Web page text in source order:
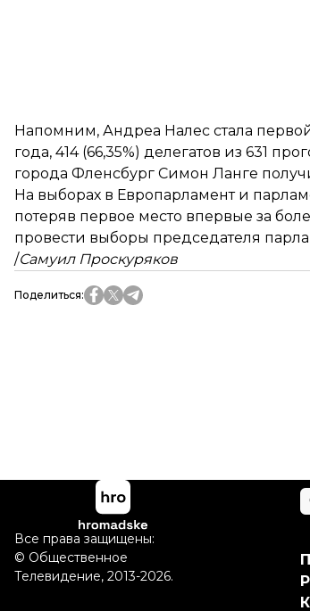
Напомним, Андреа Налес стала
года, 414 (66,35%) делегатов из 631
города Фленсбург Симон Ланге
На выборах в Европарламенти
потеряв первое место впервые за
провести выборы председателя
/Самуил Проскуряков
Поделиться:
Все права защищены:
© Общественное
Телевидение, 2013-2026.